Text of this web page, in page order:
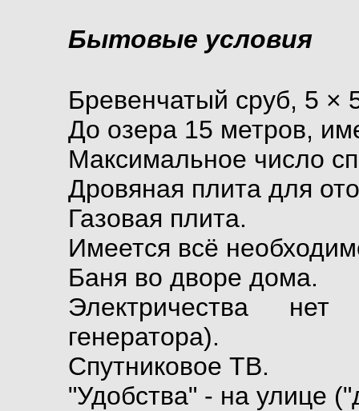
Бытовые условия
Бревенчатый сруб, 5 ×
До озера 15 метров,
Максимальное число
Дровяная плита для
Газовая плита.
Имеется всё
Баня во дворе дома.
Электричества нет
генератора).
Спутниковое ТВ.
"Удобства" - на улице